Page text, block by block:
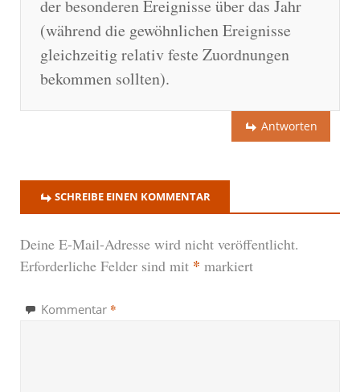
der besonderen Ereignisse über das Jahr
(während die gewöhnlichen Ereignisse
gleichzeitig relativ feste Zuordnungen
bekommen sollten).
Antworten
SCHREIBE EINEN KOMMENTAR
Deine E-Mail-Adresse wird nicht veröffentlicht.
Erforderliche Felder sind mit * markiert
Kommentar *